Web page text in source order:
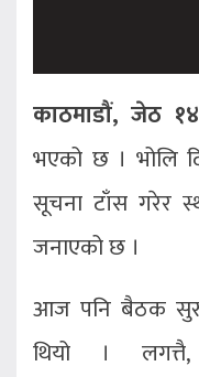
काठमाडौं, जेठ
भएको छ । भोलि
सूचना टाँस गरेर
जनाएको छ ।
आज पनि बैठक
थियो ।